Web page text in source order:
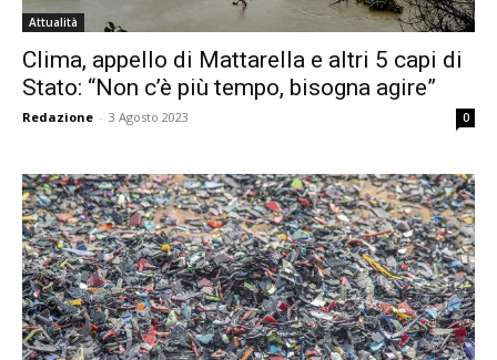
Attualità
Clima, appello di Mattarella e altri 5 capi di
Stato: “Non c’è più tempo, bisogna agire”
Redazione - 3 Agosto 2023 0